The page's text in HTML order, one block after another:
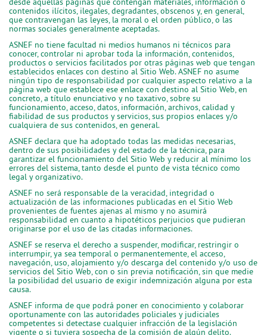
contenidos ilícitos, ilegales, degradantes, obscenos y, en general,
que contravengan las leyes, la moral o el orden público, o las
normas sociales generalmente aceptadas.
ASNEF no tiene facultad ni medios humanos ni técnicos para
conocer, controlar ni aprobar toda la información, contenidos,
productos o servicios facilitados por otras páginas web que tengan
establecidos enlaces con destino al Sitio Web. ASNEF no asume
ningún tipo de responsabilidad por cualquier aspecto relativo a la
página web que establece ese enlace con destino al Sitio Web, en
concreto, a título enunciativo y no taxativo, sobre su
funcionamiento, acceso, datos, información, archivos, calidad y
fiabilidad de sus productos y servicios, sus propios enlaces y/o
cualquiera de sus contenidos, en general.
ASNEF declara que ha adoptado todas las medidas necesarias,
dentro de sus posibilidades y del estado de la técnica, para
garantizar el funcionamiento del Sitio Web y reducir al mínimo los
errores del sistema, tanto desde el punto de vista técnico como
legal y organizativo.
ASNEF no será responsable de la veracidad, integridad o
actualización de las informaciones publicadas en el Sitio Web
provenientes de fuentes ajenas al mismo y no asumirá
responsabilidad en cuanto a hipotéticos perjuicios que pudieran
originarse por el uso de las citadas informaciones.
ASNEF se reserva el derecho a suspender, modificar, restringir o
interrumpir, ya sea temporal o permanentemente, el acceso,
navegación, uso, alojamiento y/o descarga del contenido y/o uso de
servicios del Sitio Web, con o sin previa notificación, sin que medie
la posibilidad del usuario de exigir indemnización alguna por esta
causa.
ASNEF informa de que podrá poner en conocimiento y colaborar
oportunamente con las autoridades policiales y judiciales
competentes si detectase cualquier infracción de la legislación
vigente o si tuviera sospecha de la comisión de algún delito.